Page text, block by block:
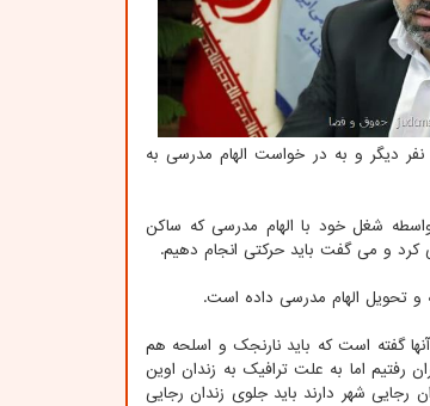
کوکتل مولوتوف تحت تعقیب قرار می گیرد که در تحقیقات مقدماتی اعلام می کند به اتفاق ۲ نفر دیگر و به در خواست الهام مدرسی به
شغل خود با الهام مدرسی که ساکن
کرد و می گفت باید حرکتی انجام دهیم.
گفته است که باید نارنجک و اسلحه هم
رفتیم اما به علت ترافیک به زندان اوین
رجایی شهر دارند باید جلوی زندان رجایی